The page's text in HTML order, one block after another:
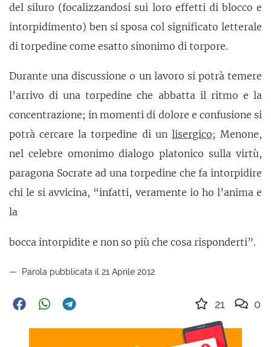
del siluro (focalizzandosi sui loro effetti di blocco e
intorpidimento) ben si sposa col significato letterale
di torpedine come esatto sinonimo di torpore.
Durante una discussione o un lavoro si potrà temere
l’arrivo di una torpedine che abbatta il ritmo e la
concentrazione; in momenti di dolore e confusione si
potrà cercare la torpedine di un lisergico; Menone,
nel celebre omonimo dialogo platonico sulla virtù,
paragona Socrate ad una torpedine che fa intorpidire
chi le si avvicina, “infatti, veramente io ho l’anima e
la
bocca intorpidite e non so più che cosa risponderti”.
Parola pubblicata il 21 Aprile 2012
21 0